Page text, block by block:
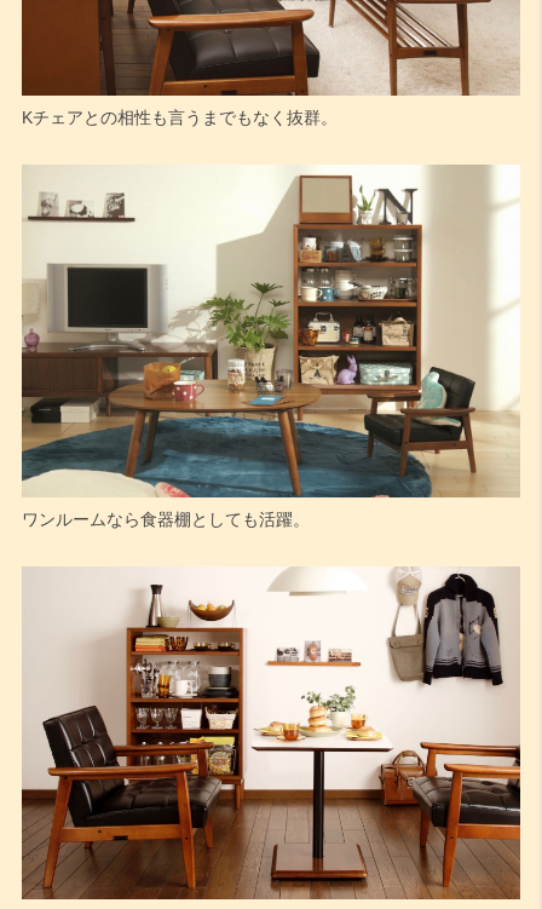
Kチェアとの相性も言うまでもなく抜群。
ワンルームなら食器棚としても活躍。